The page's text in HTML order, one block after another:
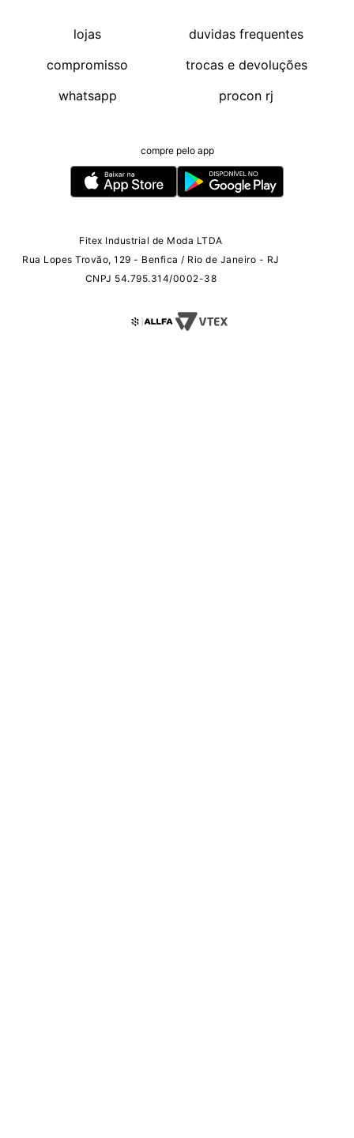
lojas
compromisso
whatsapp
duvidas frequentes
trocas e devoluções
procon rj
compre pelo app
Fitex Industrial de Moda LTDA
Rua Lopes Trovão, 129 - Benfica / Rio de Janeiro - RJ
CNPJ 54.795.314/0002-38